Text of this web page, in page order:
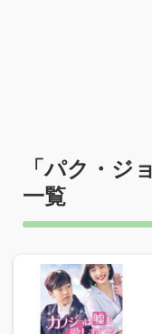
「パク・ジ
一覧